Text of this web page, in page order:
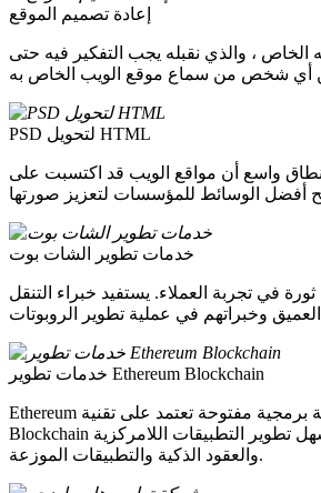
إعادة تصميم الموقع
، والذي نقبله يجب التفكير فيه حتى
PSD لتحويل HTML
واسع أن مواقع الويب قد اكتسبت على
خدمات تطوير الشات بوت
في تجربة العملاء. يستفيد خبراء التنقل
خدمات تطوير Ethereum Blockchain
Ethereum عبارة عن منصة برمجية مفتوحة تعتمد على تقنية
Blockchain التي تسهل تطوير التطبيقات اللامركزية (DApps)
والعقود الذكية والتطبيقات الموزعة.